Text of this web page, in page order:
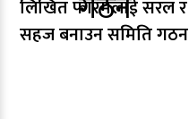
लिखित फारमलाई सरल र
सहज बनाउन समिति गठन